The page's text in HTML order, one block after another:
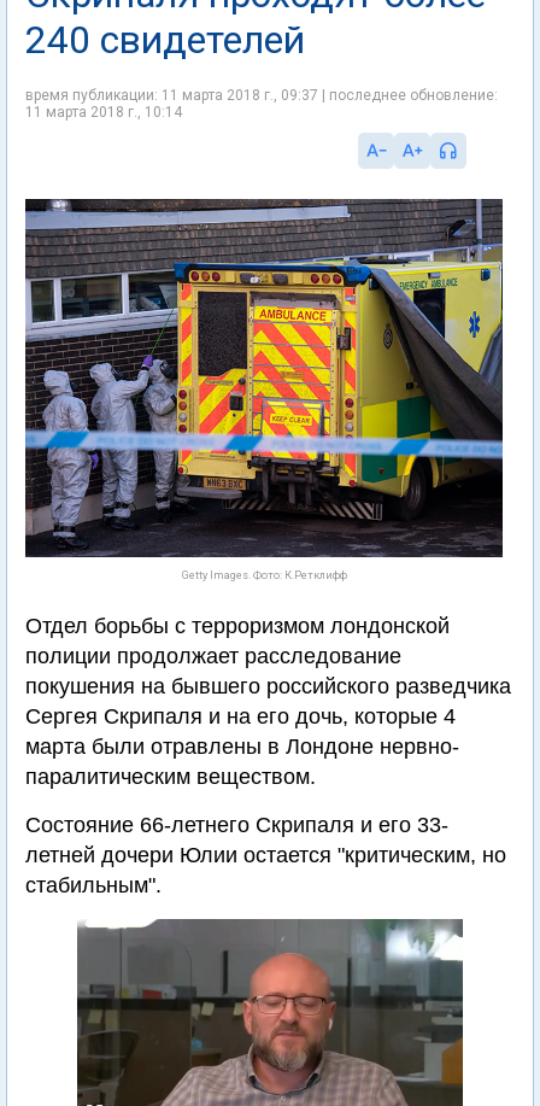
240 свидетелей
время публикации: 11 марта 2018 г., 09:37 | последнее обновление:
11 марта 2018 г., 10:14
Getty Images. Фото: К.Ретклифф
Отдел борьбы с терроризмом лондонской
полиции продолжает расследование
покушения на бывшего российского разведчика
Сергея Скрипаля и на его дочь, которые 4
марта были отравлены в Лондоне нервно-
паралитическим веществом.
Состояние 66-летнего Скрипаля и его 33-
летней дочери Юлии остается "критическим, но
стабильным".